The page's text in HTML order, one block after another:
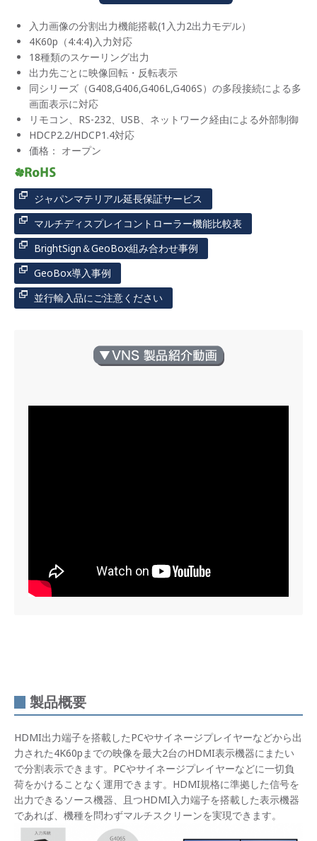
入力画像の分割出力機能搭載(1入力2出力モデル）
4K60p（4:4:4)入力対応
18種類のスケーリング出力
出力先ごとに映像回転・反転表示
同シリーズ（G408,G406,G406L,G406S）の多段接続による多
画面表示に対応
リモコン、RS-232、USB、ネットワーク経由による外部制御
HDCP2.2/HDCP1.4対応
価格： オープン
ジャパンマテリアル延長保証サービス
マルチディスプレイコントローラー機能比較表
BrightSign＆GeoBox組み合わせ事例
GeoBox導入事例
並行輸入品にご注意ください
製品概要
HDMI出力端子を搭載したPCやサイネージプレイヤーなどから出
力された4K60pまでの映像を最大2台のHDMI表示機器にまたい
で分割表示できます。PCやサイネージプレイヤーなどに一切負
荷をかけることなく運用できます。HDMI規格に準拠した信号を
出力できるソース機器、且つHDMI入力端子を搭載した表示機器
であれば、機種を問わずマルチスクリーンを実現できます。